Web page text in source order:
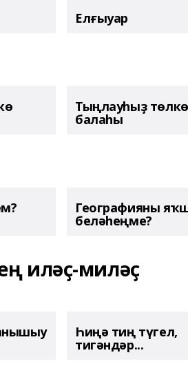
Елғыуар
Тыңлауһыҙ төлкө
балаһы
Географияны
беләһеңме?
иләҫ-миләҫ
Һиңә тиң түгел,
тигәндәр...